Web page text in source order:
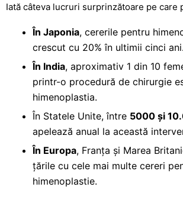
Iată câteva lucruri surprinzătoare pe care
În Japonia, cererile pentru
crescut cu 20% în ultimii cinci ani.
În India, aproximativ 1 din 10
printr-o procedură de chirurgie
himenoplastia.
În Statele Unite, între 5000 și
apelează anual la această
În Europa, Franța și Marea
țările cu cele mai multe cereri
himenoplastie.